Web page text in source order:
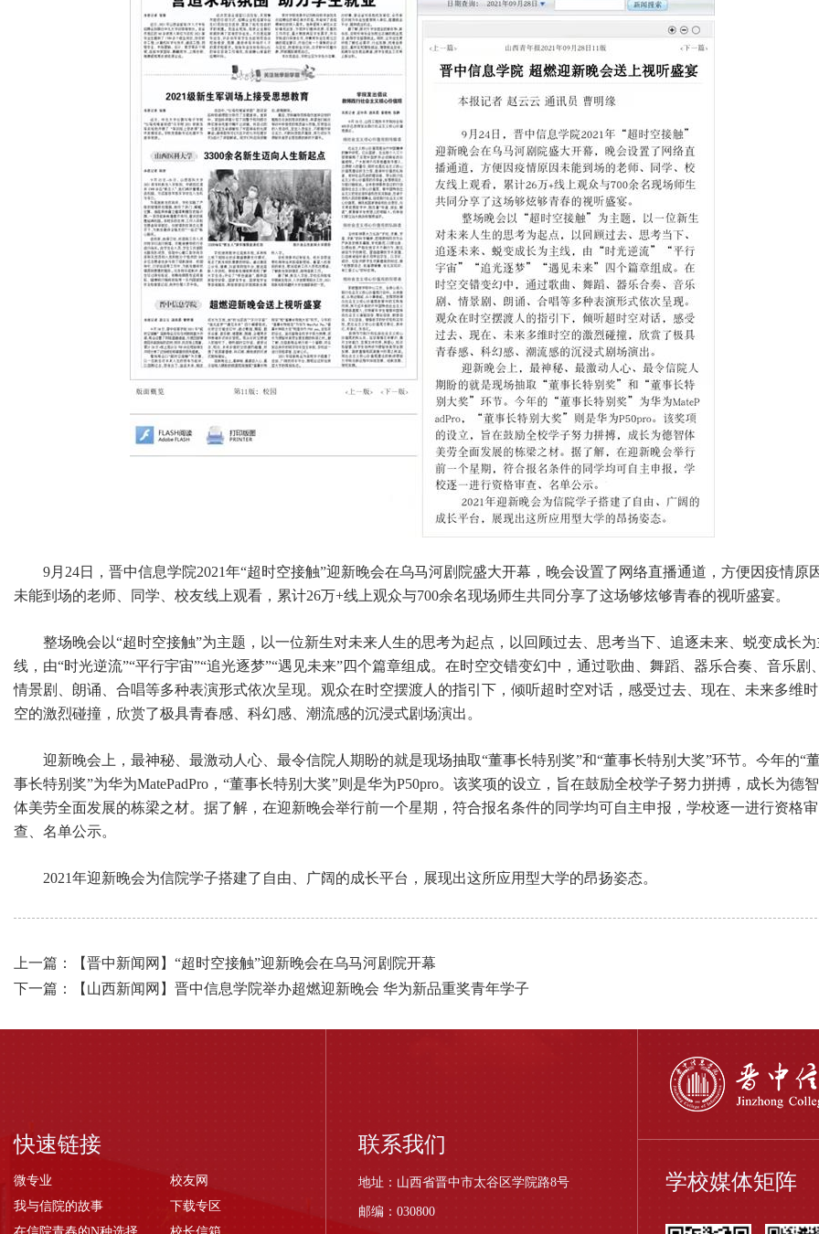
9月24日，晋中信息学院2021年“超时空接触”迎新晚会在乌马河剧院盛大开幕，晚会设置了网络直播通道，方便因疫情原
未能到场的老师、同学、校友线上观看，累计26万+线上观众与700余名现场师生共同分享了这场够炫够青春的视听盛宴。
整场晚会以“超时空接触”为主题，以一位新生对未来人生的思考为起点，以回顾过去、思考当下、追逐未来、蜕变成长为
线，由“时光逆流”“平行宇宙”“追光逐梦”“遇见未来”四个篇章组成。在时空交错变幻中，通过歌曲、舞蹈、器乐合奏、音乐剧、
情景剧、朗诵、合唱等多种表演形式依次呈现。观众在时空摆渡人的指引下，倾听超时空对话，感受过去、现在、未来多维时
空的激烈碰撞，欣赏了极具青春感、科幻感、潮流感的沉浸式剧场演出。
迎新晚会上，最神秘、最激动人心、最令信院人期盼的就是现场抽取“董事长特别奖”和“董事长特别大奖”环节。今年的“
事长特别奖”为华为MatePadPro，“董事长特别大奖”则是华为P50pro。该奖项的设立，旨在鼓励全校学子努力拼搏，成长为德智
体美劳全面发展的栋梁之材。据了解，在迎新晚会举行前一个星期，符合报名条件的同学均可自主申报，学校逐一进行资格审
查、名单公示。
2021年迎新晚会为信院学子搭建了自由、广阔的成长平台，展现出这所应用型大学的昂扬姿态。
上一篇：【晋中新闻网】“超时空接触”迎新晚会在乌马河剧院开幕
下一篇：【山西新闻网】晋中信息学院举办超燃迎新晚会 华为新品重奖青年学子
快速链接
微专业
校友网
我与信院的故事
下载专区
联系我们
地址：山西省晋中市太谷区学院路8号
邮编：030800
学校媒体矩阵